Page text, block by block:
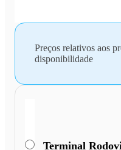
Preços relativos aos
disponibilidade
Terminal